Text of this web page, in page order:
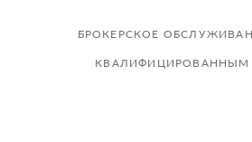
БРОКЕРСКОЕ
КВАЛИФИЦИРОВАННЫМ